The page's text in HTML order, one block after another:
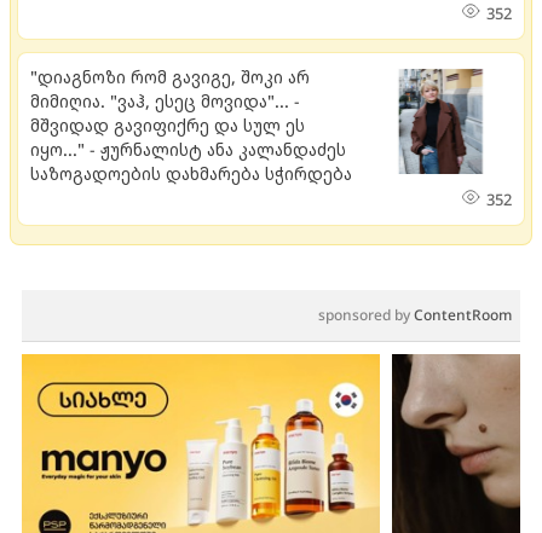
352
"დიაგნოზი რომ გავიგე, შოკი არ
მიმიღია. "ვაჰ, ესეც მოვიდა"... -
მშვიდად გავიფიქრე და სულ ეს
იყო..." - ჟურნალისტ ანა კალანდაძეს
საზოგადოების დახმარება სჭირდება
352
sponsored byContentRoom